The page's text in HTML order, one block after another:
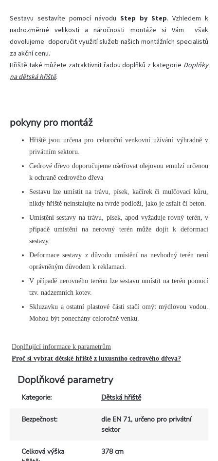
Sestavu sestavíte pomocí návodu Step by Step. Vzhledem k
nadrozměrné velikosti a náročnosti montáže si Vám však
dovolujeme doporučit využití služeb našich montážních specialistů
za akční cenu.
Hřiště také můžete zatraktivnit řadou doplňků z kategorie Doplňky
na dětská hřiště.
pokyny pro montáž
Hřiště jsou určena pro celoroční venkovní užívání výhradně v
privátním sektoru.
Cedrové dřevo doporučujeme ošetřovat olejovou emulzí určenou
k ochraně cedrového dřeva
Sestavu lze umístit na trávu, písek, kačírek či mulčovací kůru,
nikdy hřiště neinstalujte na tvrdé podloží, jako je asfalt či beton.
Umístění sestavy na trávu, písek, apod vyžaduje rovný terén, v
případě umístění na nerovný terén může dojít k deformaci
sestavy.
Deformace sestavy z důvodu umístění na nevhodný terén není
oprávněným důvodem k reklamaci.
V případě nerovného terénu lze sestavu umístit na terén pomocí
tzv. nadzemních kotev.
Skluzavku a ostatní plastové části stačí omýt mýdlovou vodou.
Mohou být ponechány celoročně venku.
Doplňující informace k parametrům
Proč si vybrat dětské hřiště z luxusního cedrového dřeva?
Doplňkové parametry
Kategorie: Dětská hřiště
Bezpečnost:
dle EN 71, určeno pro privátní
sektor
Celková výška
378 cm